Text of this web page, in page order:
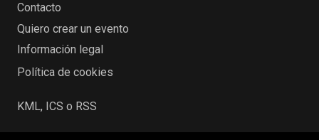
Contacto
Quiero crear un evento
Información legal
Política de cookies
KML, ICS o RSS